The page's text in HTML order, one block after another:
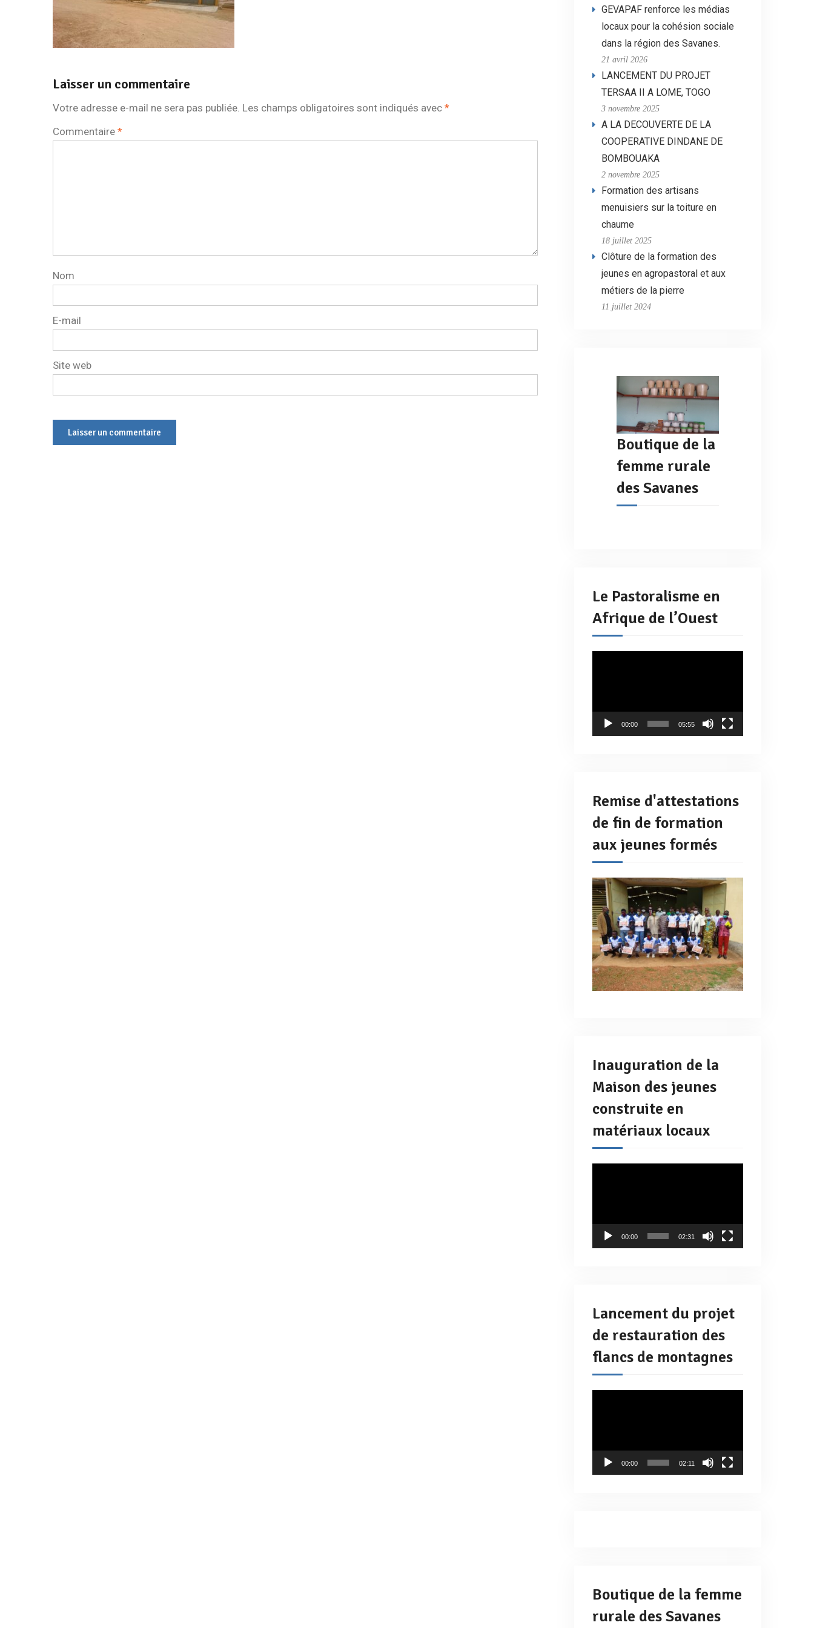
Laisser un commentaire
Votre adresse e-mail ne sera pas publiée. Les champs obligatoires sont indiqués avec *
Commentaire *
Nom
E-mail
Site web
GEVAPAF renforce les médias
locaux pour la cohésion sociale
dans la région des Savanes.
21 avril 2026
LANCEMENT DU PROJET
TERSAA II A LOME, TOGO
3 novembre 2025
A LA DECOUVERTE DE LA
COOPERATIVE DINDANE DE
BOMBOUAKA
2 novembre 2025
Formation des artisans
menuisiers sur la toiture en
chaume
18 juillet 2025
Clôture de la formation des
jeunes en agropastoral et aux
métiers de la pierre
11 juillet 2024
Boutique de la
femme rurale
des Savanes
Le Pastoralisme en
Afrique de l’Ouest
00:00 05:55
Remise d'attestations
de fin de formation
aux jeunes formés
Inauguration de la
Maison des jeunes
construite en
matériaux locaux
00:00 02:31
Lancement du projet
de restauration des
flancs de montagnes
00:00 02:11
Boutique de la femme
rurale des Savanes